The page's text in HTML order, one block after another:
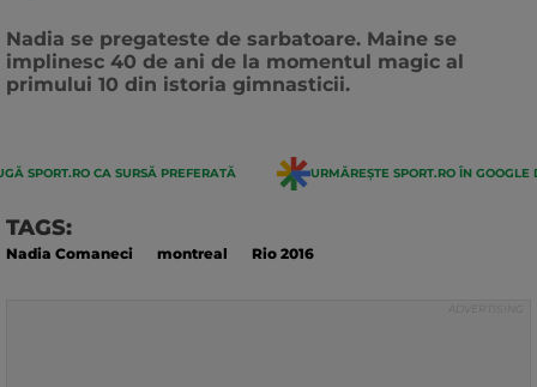
Nadia se pregateste de sarbatoare. Maine se
implinesc 40 de ani de la momentul magic al
primului 10 din istoria gimnasticii.
SPORT.RO CA SURSĂ PREFERATĂ URMĂREȘTE SPORT.RO ÎN GOOGLE
TAGS:
Nadia Comaneci montreal Rio 2016